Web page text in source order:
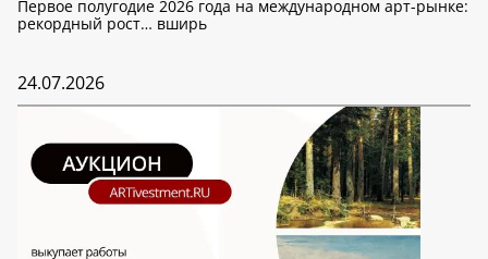
Первое полугодие 2026 года на международном арт-рынке:
рекордный рост… вширь
24.07.2026